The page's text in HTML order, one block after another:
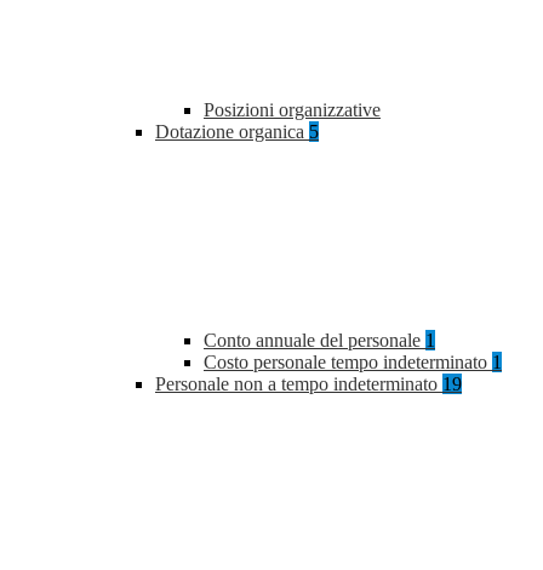
Posizioni organizzative
Dotazione organica 5
Conto annuale del personale 1
Costo personale tempo indeterminato 1
Personale non a tempo indeterminato 19